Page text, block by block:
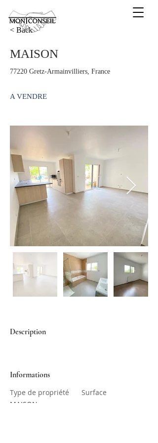
< Back
MAISON
77220 Gretz-Armainvilliers, France
A VENDRE
Description
Informations
Type de propriété
MAISON
Surface